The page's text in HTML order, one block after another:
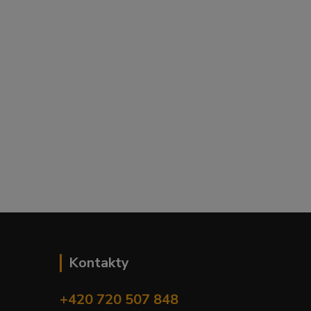
Kontakty
+420 720 507 848